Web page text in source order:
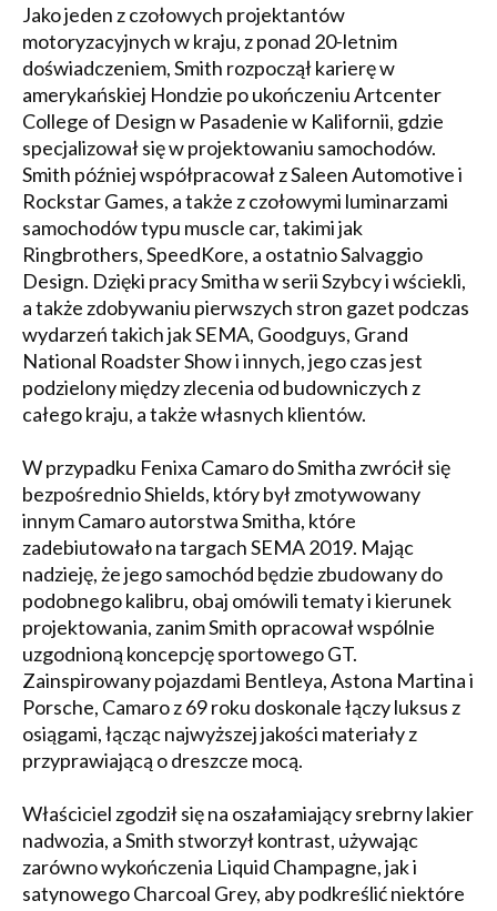
Jako jeden z czołowych projektantów
motoryzacyjnych w kraju, z ponad 20-letnim
doświadczeniem, Smith rozpoczął karierę w
amerykańskiej Hondzie po ukończeniu Artcenter
College of Design w Pasadenie w Kalifornii, gdzie
specjalizował się w projektowaniu samochodów.
Smith później współpracował z Saleen Automotive i
Rockstar Games, a także z czołowymi luminarzami
samochodów typu muscle car, takimi jak
Ringbrothers, SpeedKore, a ostatnio Salvaggio
Design. Dzięki pracy Smitha w serii Szybcy i wściekli,
a także zdobywaniu pierwszych stron gazet podczas
wydarzeń takich jak SEMA, Goodguys, Grand
National Roadster Show i innych, jego czas jest
podzielony między zlecenia od budowniczych z
całego kraju, a także własnych klientów.
W przypadku Fenixa Camaro do Smitha zwrócił się
bezpośrednio Shields, który był zmotywowany
innym Camaro autorstwa Smitha, które
zadebiutowało na targach SEMA 2019. Mając
nadzieję, że jego samochód będzie zbudowany do
podobnego kalibru, obaj omówili tematy i kierunek
projektowania, zanim Smith opracował wspólnie
uzgodnioną koncepcję sportowego GT.
Zainspirowany pojazdami Bentleya, Astona Martina i
Porsche, Camaro z 69 roku doskonale łączy luksus z
osiągami, łącząc najwyższej jakości materiały z
przyprawiającą o dreszcze mocą.
Właściciel zgodził się na oszałamiający srebrny lakier
nadwozia, a Smith stworzył kontrast, używając
zarówno wykończenia Liquid Champagne, jak i
satynowego Charcoal Grey, aby podkreślić niektóre